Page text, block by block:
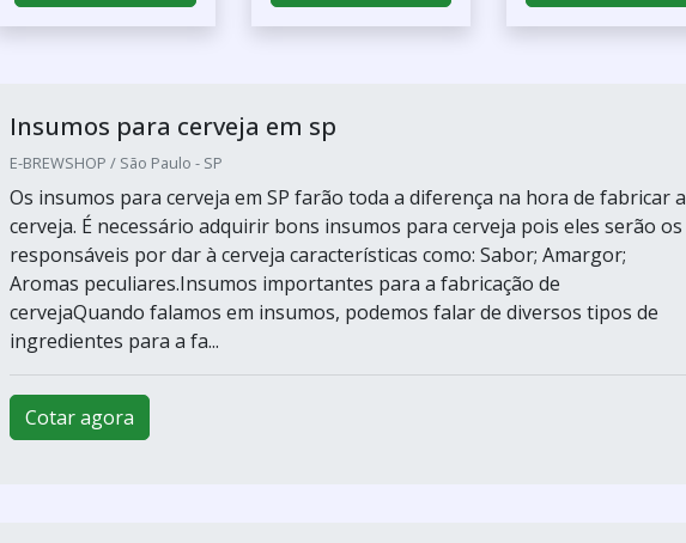
Insumos para cerveja em sp
E-BREWSHOP / São Paulo - SP
Os insumos para cerveja em SP farão toda a diferença na hora de fabricar a
cerveja. É necessário adquirir bons insumos para cerveja pois eles serão os
responsáveis por dar à cerveja características como: Sabor; Amargor;
Aromas peculiares.Insumos importantes para a fabricação de
cervejaQuando falamos em insumos, podemos falar de diversos tipos de
ingredientes para a fa...
Cotar agora